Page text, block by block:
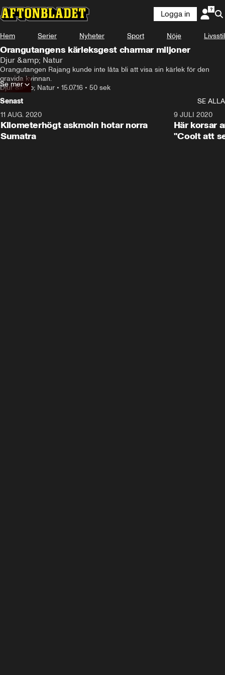
Logga in
Hem Serier Nyheter Sport Nöje Livsstil
Orangutangens kärleksgest charmar miljoner
Djur &amp; Natur
Orangutangen Rajang kunde inte låta bli att visa sin kärlek för den
gravida kvinnan.
Djur &amp; Natur • 15.07.16 • 50 sek
Se mer
Senast
SE ALLA
11 AUG. 2020
Kilometerhögt askmoln hotar norra
Sumatra
9 JULI 2020
Här korsar
"Coolt att